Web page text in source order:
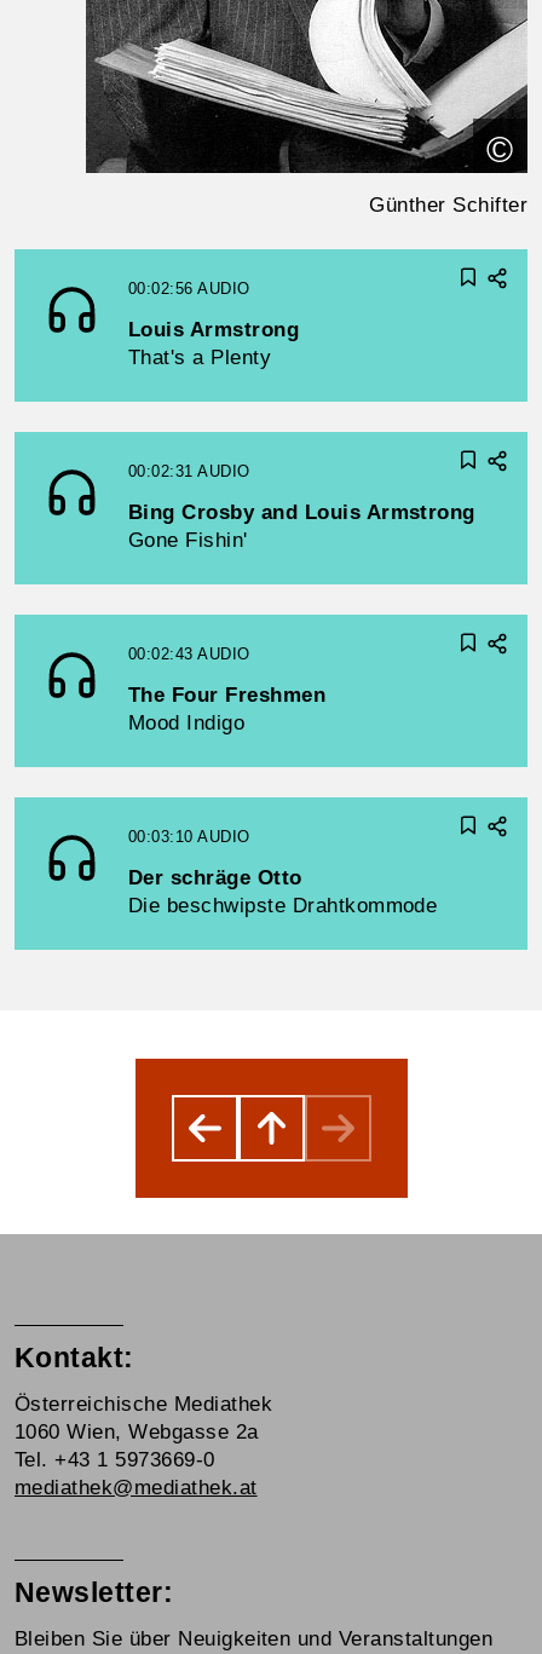
©
Günther Schifter
00:02:56AUDIO
Louis Armstrong
That's a Plenty
00:02:31AUDIO
Bing Crosby and Louis Armstrong
Gone Fishin'
00:02:43AUDIO
The Four Freshmen
Mood Indigo
00:03:10AUDIO
Der schräge Otto
Die beschwipste Drahtkommode
Kontakt:
Österreichische Mediathek
1060 Wien, Webgasse 2a
Tel. +43 1 5973669-0
mediathek@mediathek.at
Newsletter:
Bleiben Sie über Neuigkeiten und Veranstaltungen